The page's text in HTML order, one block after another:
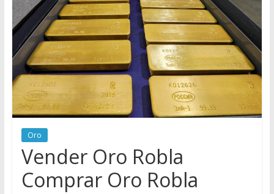
de
Chatarra
Directorio
de
para
vender
Chatarra
Oro
Vender Oro Robla
Comprar Oro Robla